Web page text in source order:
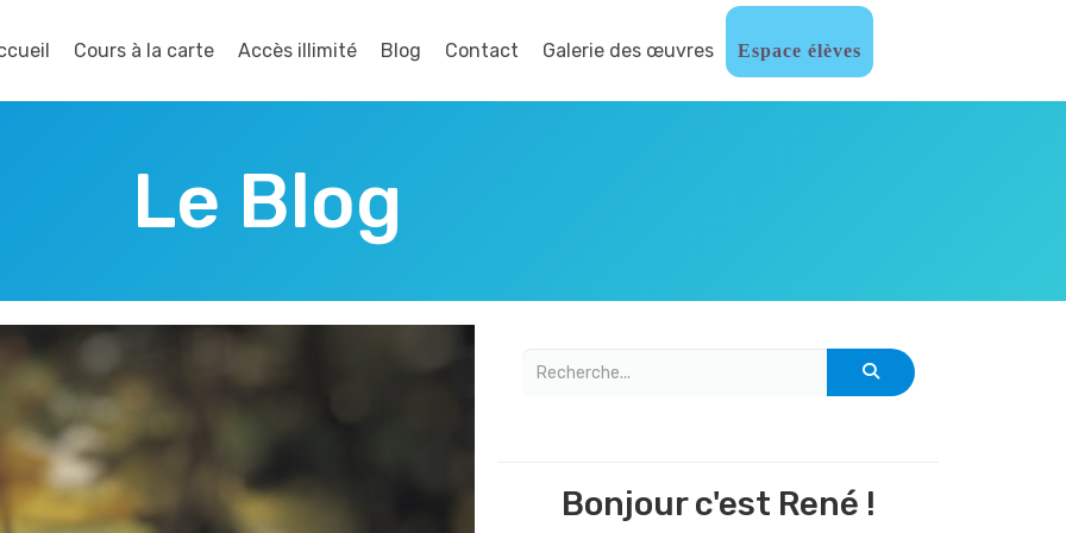
Cours à la carte Accès illimité Blog Contact Galerie des œuvres Espace élèves
Le Blog
Bonjour c'est René !